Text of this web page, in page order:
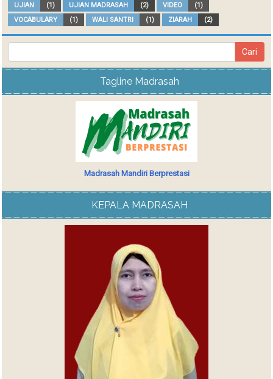
UJIAN
(1) UJIAN MADRASAH (2) VIDEO
(1)
VOCABULARY
(1) WALI SANTRI (1) ZIARAH (2)
Tagline Madrasah
Madrasah Mandiri Berprestasi
KEPALA MADRASAH